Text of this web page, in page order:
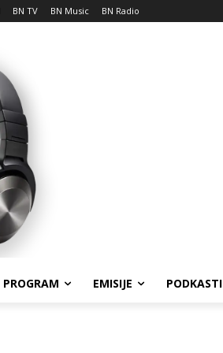
BN TV BN Music BN Radio
PROGRAM EMISIJE PODKASTI